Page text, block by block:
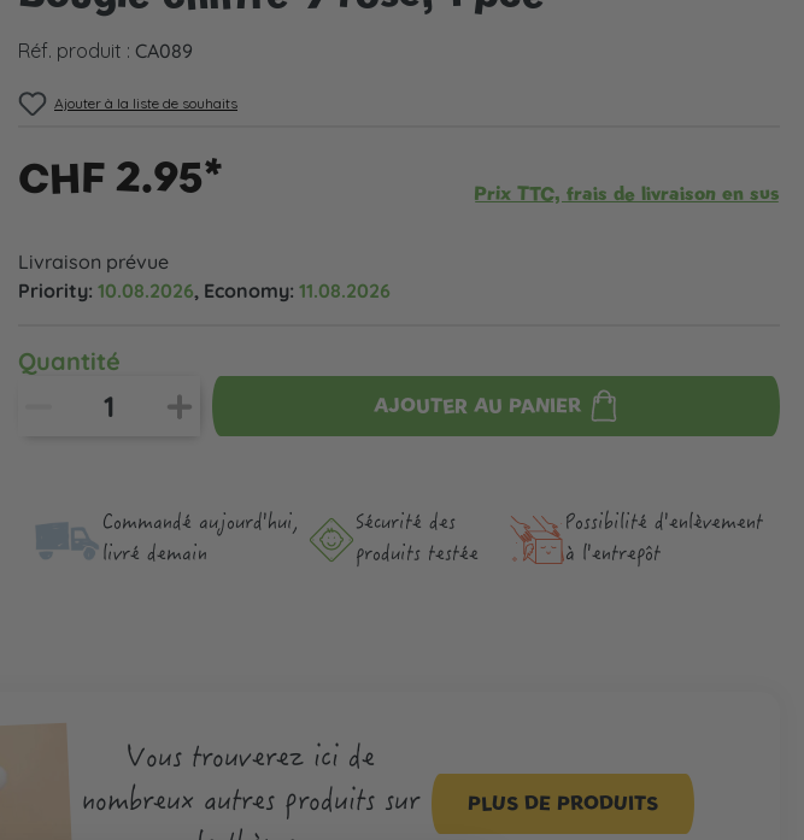
Réf. produit : CA089
Ajouter à la liste de souhaits
CHF 2.95* Prix TTC, frais de livraison en sus
Livraison prévue
Priority: 10.08.2026, Economy: 11.08.2026
Quantité
AJOUTER AU PANIER
Commandé aujourd'hui,
livré demain
Sécurité des
produits testée
Possibilité d'enlèvement
à l'entrepôt
Vous trouverez ici de
nombreux autres produits sur
PLUS DE PRODUITS